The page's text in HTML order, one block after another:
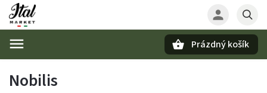
Prázdný košík
Nobilis